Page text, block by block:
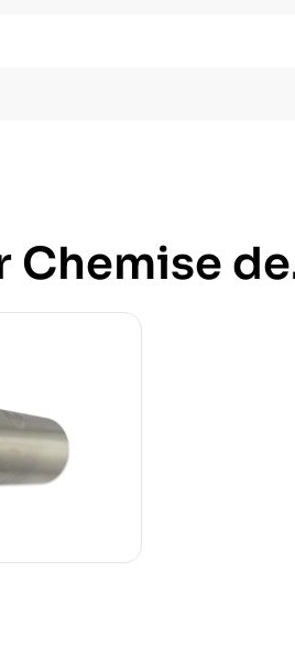
Chemise